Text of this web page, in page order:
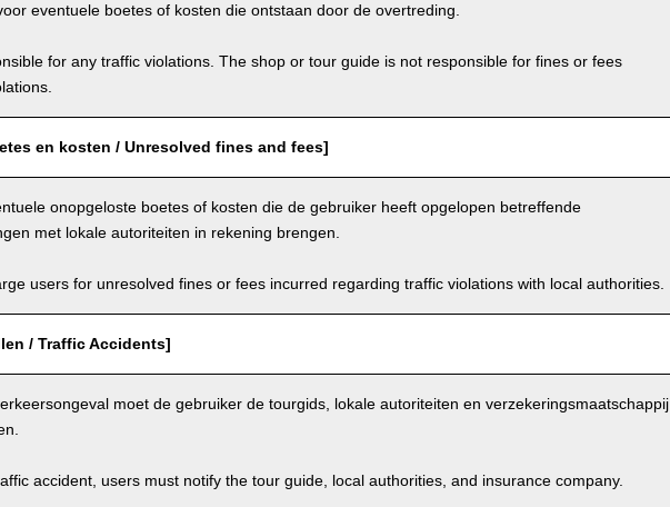
eventuele boetes of kosten die ontstaan door de overtreding.
for any traffic violations. The shop or tour guide is not responsible for fines or fees
en kosten / Unresolved fines and fees]
onopgeloste boetes of kosten die de gebruiker heeft opgelopen betreffende
met lokale autoriteiten in rekening brengen.
users for unresolved fines or fees incurred regarding traffic violations with local authorities.
/ Traffic Accidents]
moet de gebruiker de tourgids, lokale autoriteiten en verzekeringsmaatschappij
accident, users must notify the tour guide, local authorities, and insurance company.